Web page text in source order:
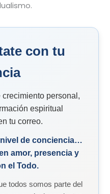
con tu
personal,
espiritual
tu correo.
nivel de conciencia…
amor, presencia y
el Todo.
todos somos parte del